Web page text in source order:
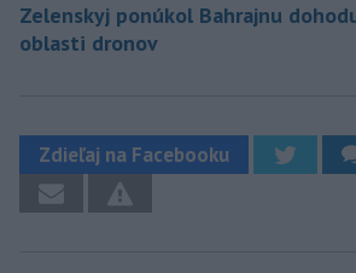
Zelenskyj ponúkol Bahrajnu
oblasti dronov
Zdieľaj na Facebooku